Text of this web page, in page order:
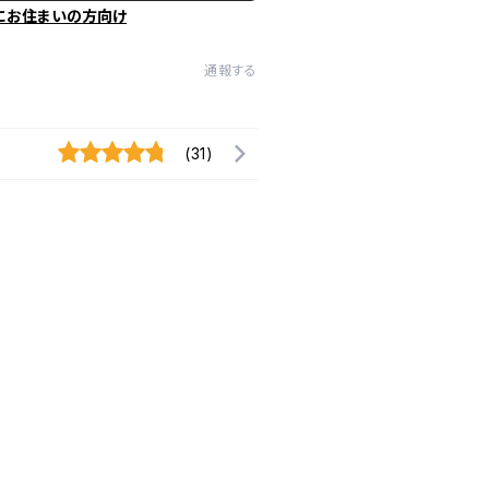
お住まいの方向け
通報する
(31)